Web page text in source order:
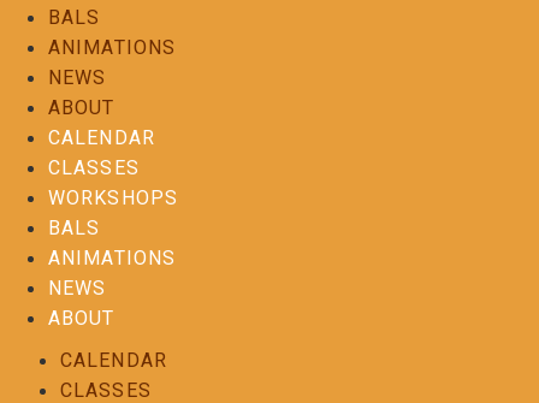
BALS
ANIMATIONS
NEWS
ABOUT
CALENDAR
CLASSES
WORKSHOPS
BALS
ANIMATIONS
NEWS
ABOUT
CALENDAR
CLASSES